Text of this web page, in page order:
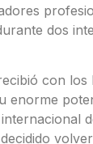
dos
con
enorme